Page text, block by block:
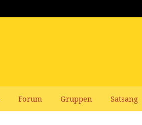
Forum Gruppen Satsang